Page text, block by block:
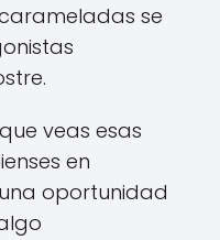
se
veas esas
en
oportunidad